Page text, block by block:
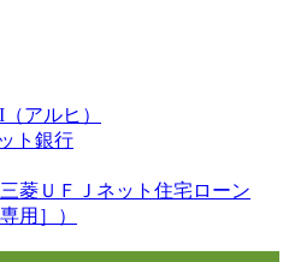
アルヒ）
ト銀行
菱ＵＦＪネット住宅ローン
用］）